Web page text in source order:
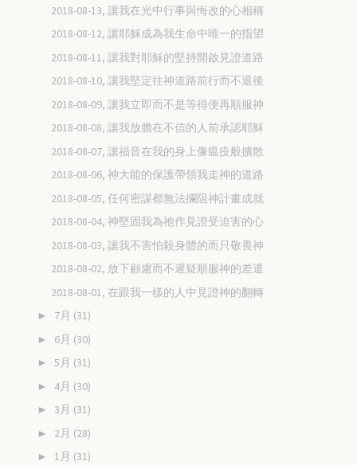
2018-08-13, 讓我在光中行事與悔改的心相稱
2018-08-12, 讓耶穌成為我生命中唯一的指望
2018-08-11, 讓我對耶穌的堅持開啟見證道路
2018-08-10, 讓我堅定往神道路前行而不退後
2018-08-09, 讓我立即而不是等得便再順服神
2018-08-08, 讓我放膽在不信的人前承認耶穌
2018-08-07, 讓福音在我的身上像瘟疫般擴散
2018-08-06, 神大能的保護帶領我走神的道路
2018-08-05, 任何密謀都無法攔阻神計畫成就
2018-08-04, 神堅固我為祂作見證受迫害的心
2018-08-03, 讓我不害怕殺身體的而只敬畏神
2018-08-02, 放下顧慮而不遲疑順服神的差遣
2018-08-01, 在跟我一樣的人中見證神的翻轉
► 7月 (31)
► 6月 (30)
► 5月 (31)
► 4月 (30)
► 3月 (31)
► 2月 (28)
► 1月 (31)